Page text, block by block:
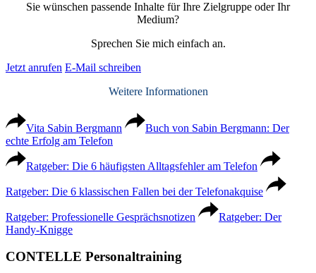
Sie wünschen passende Inhalte für Ihre Zielgruppe oder Ihr
Medium?
Sprechen Sie mich einfach an.
Jetzt anrufen E-Mail schreiben
Weitere Informationen
Vita Sabin Bergmann
Buch von Sabin Bergmann: Der
echte Erfolg am Telefon
Ratgeber: Die 6 häufigsten Alltagsfehler am Telefon
Ratgeber: Die 6 klassischen Fallen bei der Telefonakquise
Ratgeber: Professionelle Gesprächsnotizen
Ratgeber: Der
Handy-Knigge
CONTELLE Personaltraining